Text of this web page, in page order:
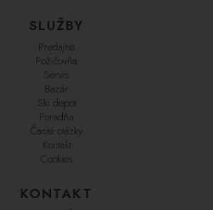
SLUŽBY
Predajne
Požičovňa
Servis
Bazár
Ski depot
Poradňa
Časté otázky
Kontakt
Cookies
KONTAKT